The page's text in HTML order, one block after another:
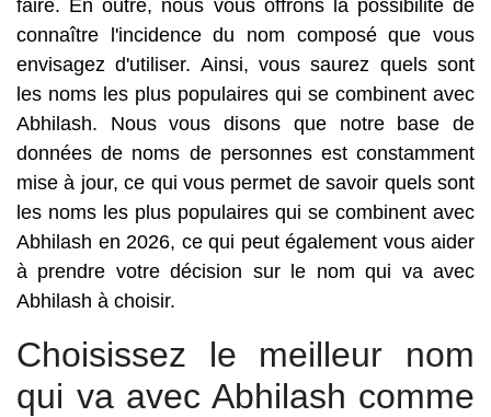
faire. En outre, nous vous offrons la possibilité de
connaître l'incidence du nom composé que vous
envisagez d'utiliser. Ainsi, vous saurez quels sont
les noms les plus populaires qui se combinent avec
Abhilash. Nous vous disons que notre base de
données de noms de personnes est constamment
mise à jour, ce qui vous permet de savoir quels sont
les noms les plus populaires qui se combinent avec
Abhilash en 2026, ce qui peut également vous aider
à prendre votre décision sur le nom qui va avec
Abhilash à choisir.
Choisissez le meilleur nom
qui va avec Abhilash comme